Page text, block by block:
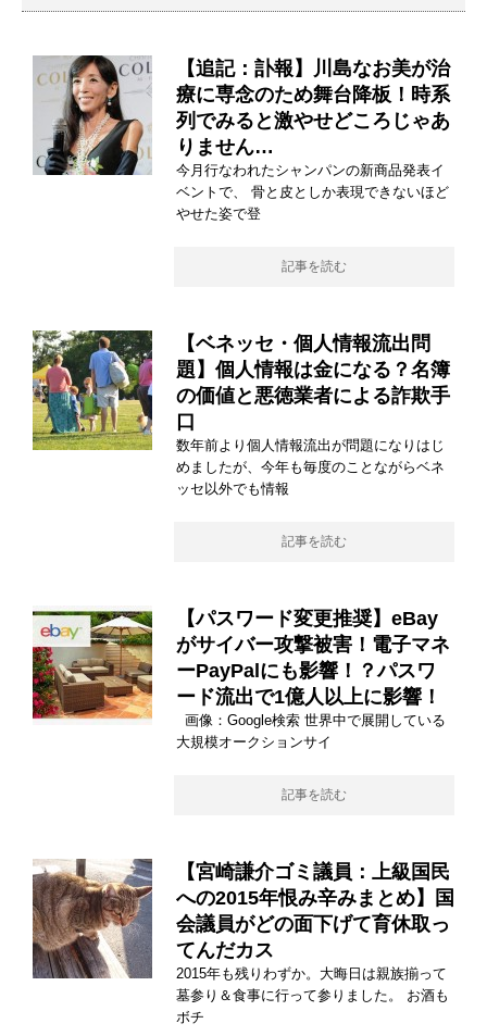
【追記：訃報】川島なお美が治
療に専念のため舞台降板！時系
列でみると激やせどころじゃあ
りません…
今月行なわれたシャンパンの新商品発表イ
ベントで、 骨と皮としか表現できないほど
やせた姿で登
記事を読む
【ベネッセ・個人情報流出問
題】個人情報は金になる？名簿
の価値と悪徳業者による詐欺手
口
数年前より個人情報流出が問題になりはじ
めましたが、今年も毎度のことながらベネ
ッセ以外でも情報
記事を読む
【パスワード変更推奨】eBay
がサイバー攻撃被害！電子マネ
ーPayPalにも影響！？パスワ
ード流出で1億人以上に影響！
画像：Google検索 世界中で展開している
大規模オークションサイ
記事を読む
【宮崎謙介ゴミ議員：上級国民
への2015年恨み辛みまとめ】国
会議員がどの面下げて育休取っ
てんだカス
2015年も残りわずか。大晦日は親族揃って
墓参り＆食事に行って参りました。 お酒も
ボチ